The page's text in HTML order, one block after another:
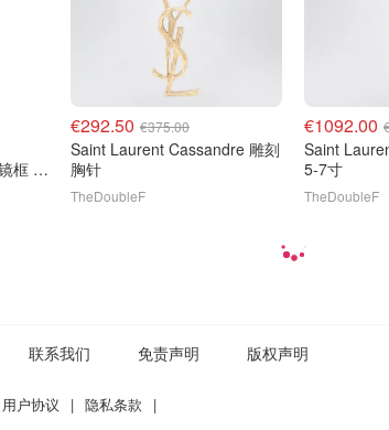
框 哈
€292.50 €375.00
Saint Laurent Cassandre 雕刻
胸针
TheDoubleF
€1092.00
Saint
5-7寸
TheDoubleF
联系我们 免责声明 版权声明
用户协议 | 隐私条款 |